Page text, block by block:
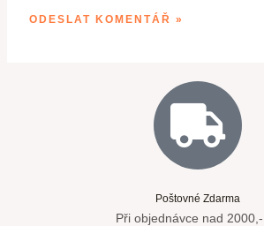
Poštovné Zdarma
Při objednávce nad